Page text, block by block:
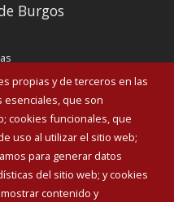
propias y de terceros en las
esenciales, que son
cookies funcionales, que
uso al utilizar el sitio web;
para generar datos
del sitio web; y cookies
contenido y
Burgos
interés